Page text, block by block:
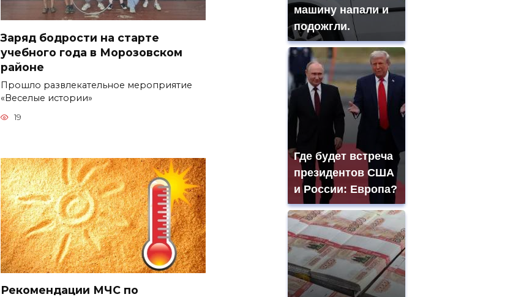
Заряд бодрости на старте
учебного года в Морозовском
районе
Прошло развлекательное мероприятие
«Веселые истории»
19
Рекомендации МЧС по
машину напали и
подожгли.
Где будет встреча
президентов США
и России: Европа?